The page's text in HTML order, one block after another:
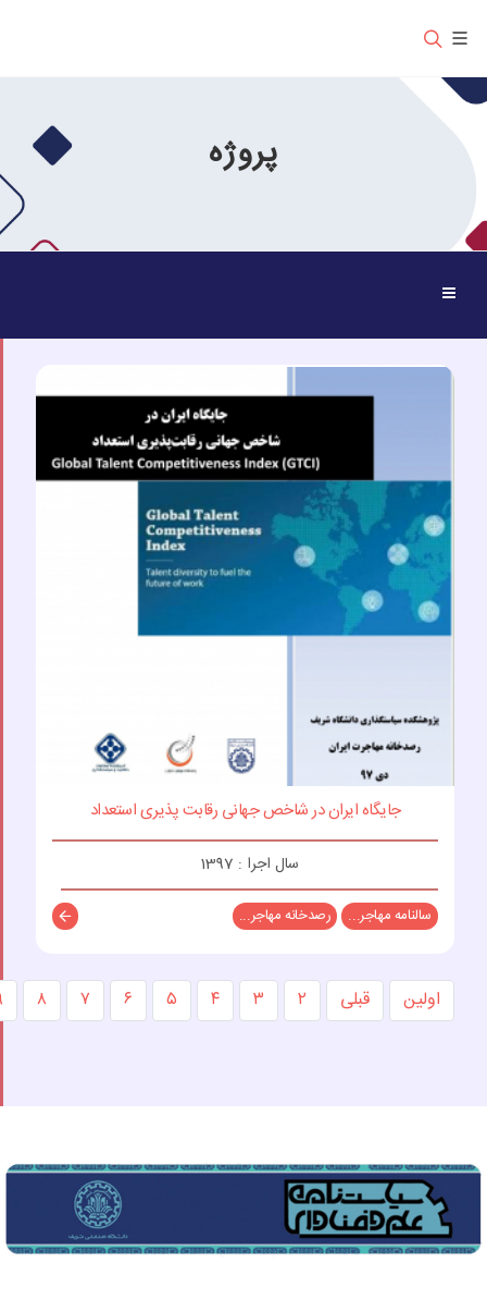
پروژه
جایگاه ایران در شاخص جهانی رقابت پذیری استعداد
سال اجرا : 1397
سالنامه مهاجر... رصدخانه مهاجر...
اولین قبلی ۲ ۳ ۴ ۵ ۶ ۷ ۸